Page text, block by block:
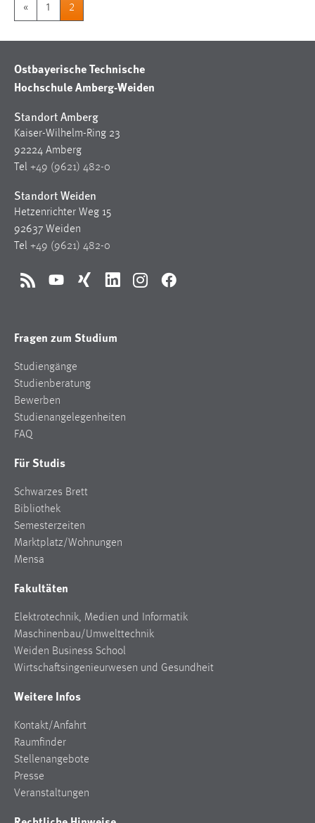
« 1 2
Ostbayerische Technische
Hochschule Amberg-Weiden
Standort Amberg
Kaiser-Wilhelm-Ring 23
92224 Amberg
Tel +49 (9621) 482-0
Standort Weiden
Hetzenrichter Weg 15
92637 Weiden
Tel +49 (9621) 482-0
RSS YouTubeXing LinkedInInstagramFacebook
Fragen zum Studium
Studiengänge
Studienberatung
Bewerben
Studienangelegenheiten
FAQ
Für Studis
Schwarzes Brett
Bibliothek
Semesterzeiten
Marktplatz/Wohnungen
Mensa
Fakultäten
Elektrotechnik, Medien und Informatik
Maschinenbau/Umwelttechnik
Weiden Business School
Wirtschaftsingenieurwesen und Gesundheit
Weitere Infos
Kontakt/Anfahrt
Raumfinder
Stellenangebote
Presse
Veranstaltungen